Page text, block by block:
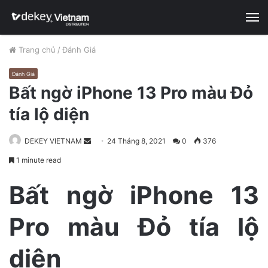
Trang chủ / Đánh Giá
Đánh Giá
Bất ngờ iPhone 13 Pro màu Đỏ
tía lộ diện
DEKEY VIETNAM
a
e
24 Tháng 8, 2021 0 376
1 minute read
Bất ngờ iPhone 13
Pro màu Đỏ tía lộ
diện